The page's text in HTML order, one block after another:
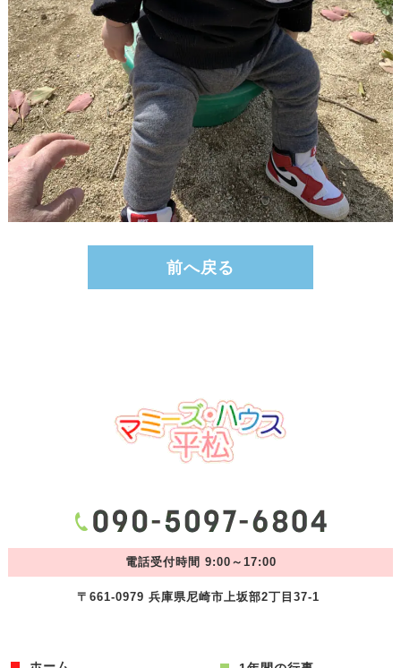
前へ戻る
電話受付時間 9:00～17:00
〒661-0979 兵庫県尼崎市上坂部2丁目37-1